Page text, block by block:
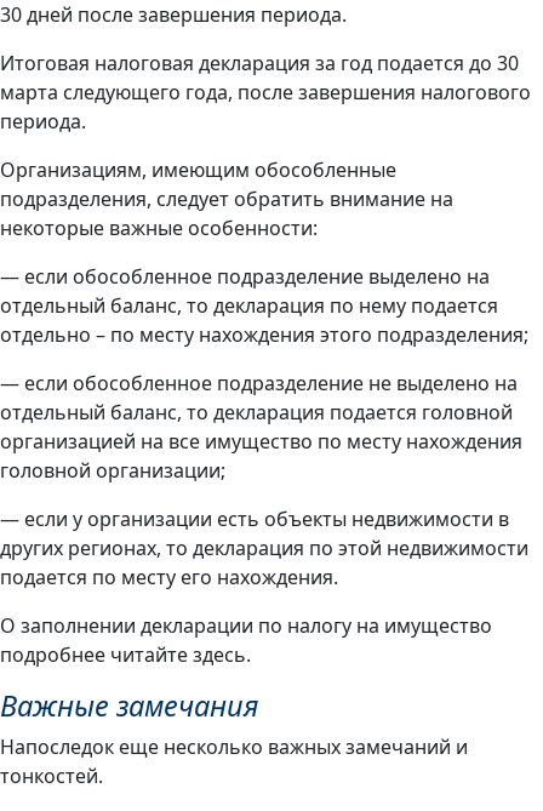
30 дней после завершения периода.
Итоговая налоговая декларация за год подается до 30
марта следующего года, после завершения налогового
периода.
Организациям, имеющим обособленные
подразделения, следует обратить внимание на
некоторые важные особенности:
— если обособленное подразделение выделено на
отдельный баланс, то декларация по нему подается
отдельно – по месту нахождения этого подразделения;
— если обособленное подразделение не выделено на
отдельный баланс, то декларация подается головной
организацией на все имущество по месту нахождения
головной организации;
— если у организации есть объекты недвижимости в
других регионах, то декларация по этой недвижимости
подается по месту его нахождения.
О заполнении декларации по налогу на имущество
подробнее читайте здесь.
Важные замечания
Напоследок еще несколько важных замечаний и
тонкостей.